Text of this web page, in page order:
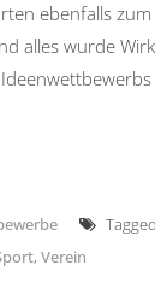
ebenfalls
alles wurde
Tagged
, Verein